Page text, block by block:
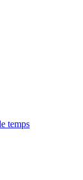
temps